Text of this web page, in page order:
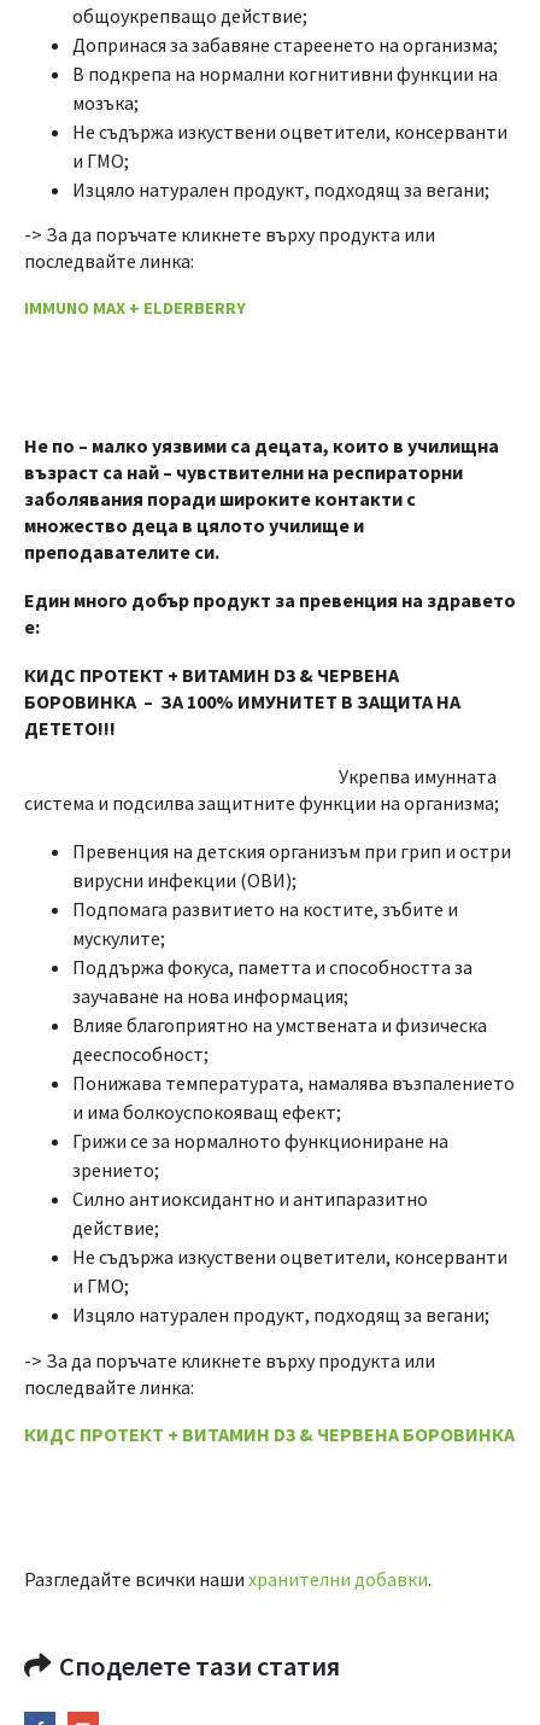
общоукрепващо действие;
Допринася за забавяне стареенето на организма;
В подкрепа на нормални когнитивни функции на
мозъка;
Не съдържа изкуствени оцветители, консерванти
и ГМО;
Изцяло натурален продукт, подходящ за вегани;
-> За да поръчате кликнете върху продукта или
последвайте линка:
IMMUNO MAX + ELDERBERRY
Не по – малко уязвими са децата, които в училищна
възраст са най – чувствителни на респираторни
заболявания поради широките контакти с
множество деца в цялото училище и
преподавателите си.
Един много добър продукт за превенция на здравето
е:
КИДС ПРОТЕКТ + ВИТАМИН D3 & ЧЕРВЕНА
БОРОВИНКA – ЗА 100% ИМУНИТЕТ В ЗАЩИТА НА
ДЕТЕТО!!!
Укрепва имунната
система и подсилва защитните функции на организма;
Превенция на детския организъм при грип и остри
вирусни инфекции (ОВИ);
Подпомага развитието на костите, зъбите и
мускулите;
Поддържа фокуса, паметта и способността за
заучаване на нова информация;
Влияе благоприятно на умствената и физическа
дееспособност;
Понижава температурата, намалява възпалението
и има болкоуспокояващ ефект;
Грижи се за нормалното функциониране на
зрението;
Силно антиоксидантно и антипаразитно
действие;
Не съдържа изкуствени оцветители, консерванти
и ГМО;
Изцяло натурален продукт, подходящ за вегани;
-> За да поръчате кликнете върху продукта или
последвайте линка:
КИДС ПРОТЕКТ + ВИТАМИН D3 & ЧЕРВЕНА БОРОВИНКA
Разгледайте всички наши хранителни добавки.
Споделете тази статия